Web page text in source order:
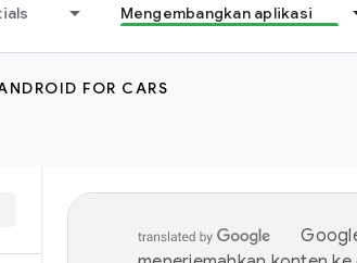
Mengembangkan aplikasi
FOR CARS